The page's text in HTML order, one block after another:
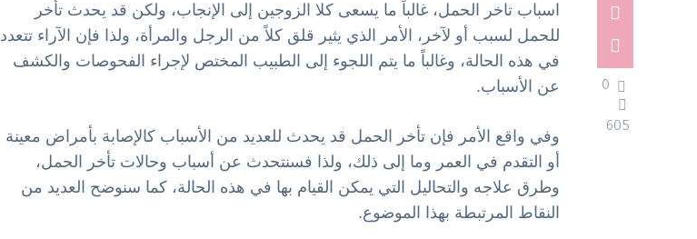
0
605
اسباب تاخر الحمل، غالباً ما يسعى كلا الزوجين إلى الإنجاب، ولكن قد يحدث تأخر
للحمل لسبب أو لآخر، الأمر الذي يثير قلق كلاً من الرجل والمرأة، ولذا فإن الآراء تتعدد
في هذه الحالة، وغالباً ما يتم اللجوء إلى الطبيب المختص لإجراء الفحوصات والكشف
عن الأسباب.
وفي واقع الأمر فإن تأخر الحمل قد يحدث للعديد من الأسباب كالإصابة بأمراض معينة
أو التقدم في العمر وما إلى ذلك، ولذا فسنتحدث عن أسباب وحالات تأخر الحمل،
وطرق علاجه والتحاليل التي يمكن القيام بها في هذه الحالة، كما سنوضح العديد من
النقاط المرتبطة بهذا الموضوع.